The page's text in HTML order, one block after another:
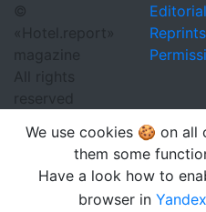
©
«Hotel.report»
magazine
All rights
reserved
We use cookies 🍪 on all
them some
Have a look how to
browser in